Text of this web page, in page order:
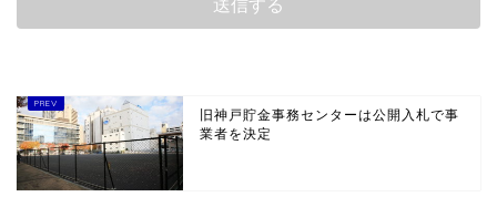
旧神戸貯金事務センターは公開入札で事
業者を決定